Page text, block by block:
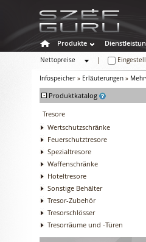
Produkte
Nettopreise
Infospeicher » Erläuterungen »
- Produktkatalog
Tresore
Wertschutzschränke
Feuerschutztresore
Spezialtresore
Waffenschränke
Hoteltresore
Sonstige Behälter
Tresor-Zubehör
Tresorschlösser
Tresorräume und -Türen